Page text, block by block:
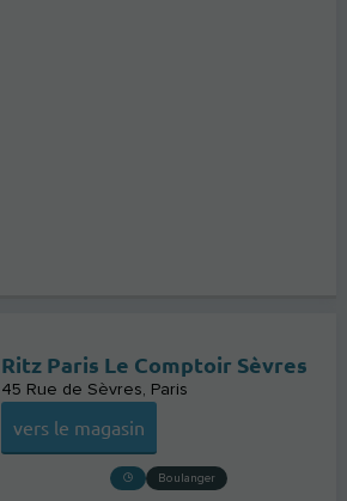
Ritz Paris Le Comptoir Sèvres
45 Rue de Sèvres Paris
vers le magasin
Boulanger